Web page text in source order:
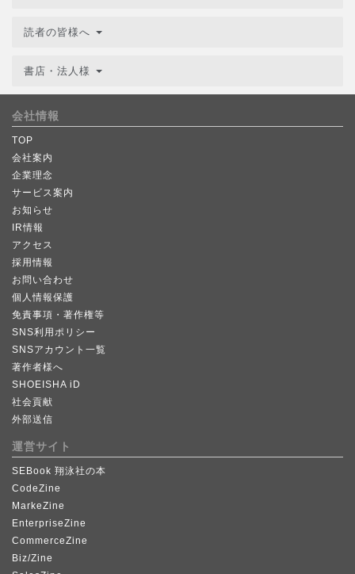
読者の皆様へ
書店・法人様
会社情報
TOP
会社案内
企業理念
サービス案内
お知らせ
IR情報
アクセス
採用情報
お問い合わせ
個人情報保護
免責事項・著作権等
SNS利用ポリシー
SNSアカウント一覧
著作者様へ
SHOEISHA iD
社会貢献
外部送信
運営サイト
SEBook 翔泳社の本
CodeZine
MarkeZine
EnterpriseZine
CommerceZine
Biz/Zine